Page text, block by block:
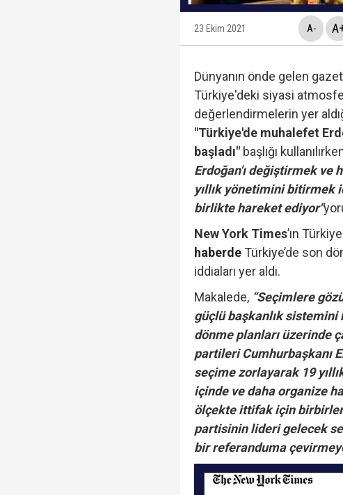
YSK, YENİ Parti kararını
Kuşadası Belediyesi'ne
Protesto oylar
Veli Ağbaba'nın ağabeyi
Rasim Ozan Kütahyalı
23 Ekim 2021 A-
Dünyanın önde gelen
Türkiye'deki siyasi
değerlendirmelerin yer
"Türkiye'de muhalefet
başladı" başlığı
Erdoğan'ı değiştirmek ve
yıllık yönetimini bitirmek
birlikte hareket ediyor"
New York Times’ın
haberde Türkiye’de son
iddiaları yer aldı.
Makalede, “Seçimlere
güçlü başkanlık
dönme planları üzerinde
partileri Cumhurbaşkanı
seçime zorlayarak 19
içinde ve daha organize
ölçekte ittifak için
partisinin lideri gelecek
bir referanduma